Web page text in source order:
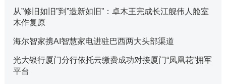
从”修旧如旧”到”造新如旧”：卓木王完成长江舰伟人舱室
木作复原
海尔智家携AI智慧家电进驻巴西两大头部渠道
光大银行厦门分行依托云缴费成功对接厦门“凤凰花”拥军
平台